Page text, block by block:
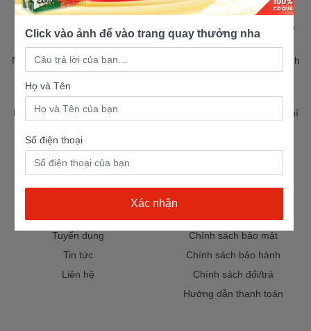
tập đoàn Yamaha Motor Việt Nam)
Nam Tiến Hóc Môn : 385 Đ. Tô Ký, Xã Hóc Môn, Thành phố Hồ
Chí Minh
Nam Tiến Nhơn Trạch: 720 Đ. Hùng Vương, Xã Nhơn Trạch, Tỉnh
Đồng Nai
Nam Tiến Bến Cam: 360 Lý Thái Tổ, Xã Nhơn Trạch, Đồng Nai
Nam Tiến Nhà Bè: 770 Nguyễn Văn Tạo, Xã Hiệp Phước, Hồ Chí
Nam Tiến Tân Kim: 192 QL50, Xã Cần Giuộc, Tỉnh Tây Ninh
VỀ CHÚNG TÔI
Tuyển dụng
Tin tức
Liên hệ
TRỢ GIÚP NHANH
Chính sách bảo mật
Chính sách bảo hành
Chính sách đổi/trả
Hướng dẫn thanh toán
Click vào ảnh để vào trang quay thưởng nha
Họ và Tên
Số điện thoại